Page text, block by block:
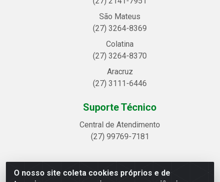
O nosso site coleta cookies próprios e de
São Mateus
(27) 3264-8369
Colatina
(27) 3264-8370
Aracruz
(27) 3111-6446
Suporte Técnico
Central de Atendimento
(27) 99769-7181
Linhavix Distribuidora LTDA - Avenida Alegre, 2521 -